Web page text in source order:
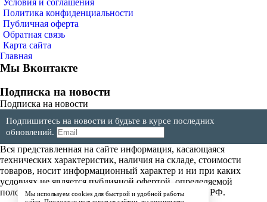
Условия и соглашения
Политика конфиденциальности
Публичная оферта
Обратная связь
Карта сайта
Главная
Мы Вконтакте
Подписка на новости
Подписка на новости
Подпишитесь на новости и будьте в курсе последних
обновлений.
Вся представленная на сайте информация, касающаяся
технических характеристик, наличия на складе, стоимости
товаров, носит информационный характер и ни при каких
условиях не является публичной офертой, определяемой
положениями Статьи 437(2) Гражданского кодекса РФ.
Мы используем cookies для быстрой и удобной работы